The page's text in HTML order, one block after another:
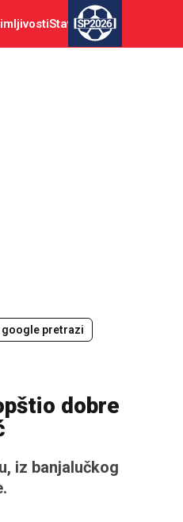
Stav SP2026
google pretrazi
dobre
iz banjalučkog